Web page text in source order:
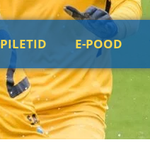
PILETID E-POOD